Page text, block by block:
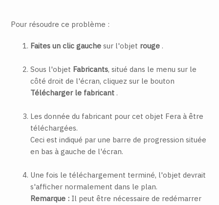
Pour résoudre ce problème :
Faites un clic gauche sur l'objet rouge .
Sous l'objet Fabricants, situé dans le menu sur le
côté droit de l'écran, cliquez sur le bouton
Télécharger le fabricant .
Les donnée du fabricant pour cet objet Fera à être
téléchargées.
Ceci est indiqué par une barre de progression située
en bas à gauche de l'écran.
Une fois le téléchargement terminé, l'objet devrait
s'afficher normalement dans le plan.
Remarque : Il peut être nécessaire de redémarrer